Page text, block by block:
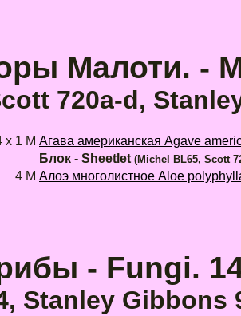
Малоти. -
720a-d,
x 1 M Агава американская Agave
Блок - Sheetlet (Michel BL65, Scott
4 M Aлоэ многолистное Aloe
- Fungi.
Stanley Gibbons